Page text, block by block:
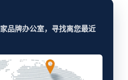
品牌办公室，寻找离您最近